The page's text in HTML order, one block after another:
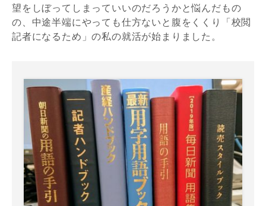
望をしぼってしまっていいのだろうかと悩んだもの
の、中途半端にやっても仕方ないと腹をくくり「校閲
記者になるため」の私の就活が始まりました。